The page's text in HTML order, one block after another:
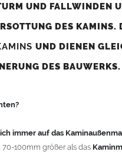
Bohrungen
vom Kaminrand ca. 80mm
vom Kaminrand ca. 140mm
UND FALLWINDEN
DES KAMINS.
UND DIENEN
DES BAUWERKS.
immer auf das
100mm größer als das